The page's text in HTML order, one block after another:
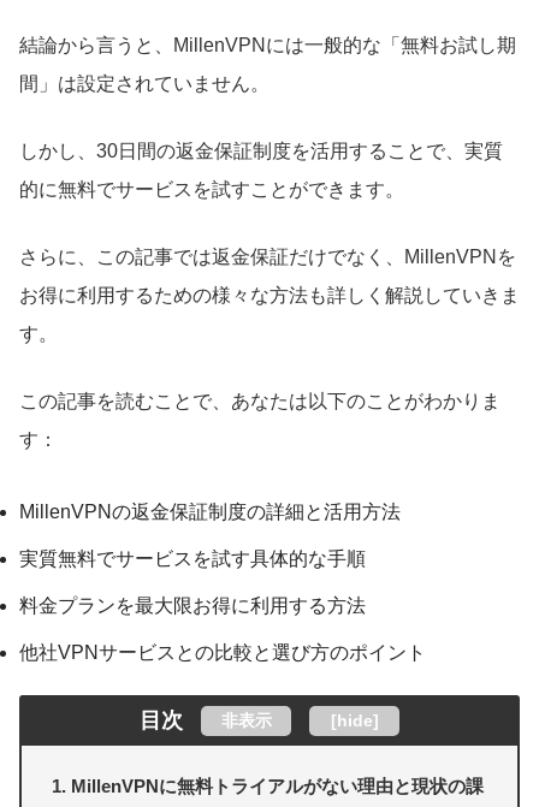
結論から言うと、MillenVPNには一般的な「無料お試し期
間」は設定されていません。
しかし、30日間の返金保証制度を活用することで、実質
的に無料でサービスを試すことができます。
さらに、この記事では返金保証だけでなく、MillenVPNを
お得に利用するための様々な方法も詳しく解説していきま
す。
この記事を読むことで、あなたは以下のことがわかりま
す：
MillenVPNの返金保証制度の詳細と活用方法
実質無料でサービスを試す具体的な手順
料金プランを最大限お得に利用する方法
他社VPNサービスとの比較と選び方のポイント
目次 非表示 [hide]
MillenVPNに無料トライアルがない理由と現状の課